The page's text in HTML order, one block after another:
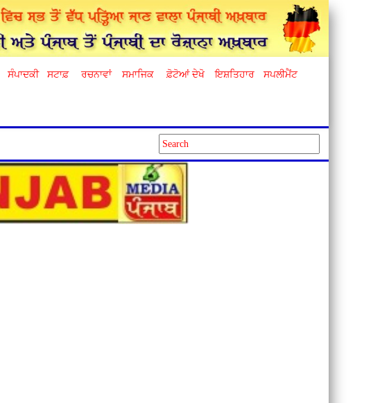
ਸੰਪਾਦਕੀ ਸਟਾਫ਼ ਰਚਨਾਵਾਂ ਸਮਾਜਿਕ ਫ਼ੋਟੋਆਂ ਦੇਖੋ ਇਸ਼ਤਿਹਾਰ ਸਪਲੀਮੈਂਟ